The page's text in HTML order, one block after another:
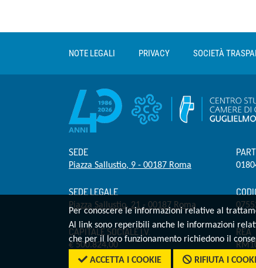
NOTE LEGALI PRIVACY SOCIETÀ
SEDE
Piazza Sallustio, 9 - 00187 Roma
SEDE LEGALE
Piazza Sallustio, 21 - 00187 Roma
CAPITALE SOCIALE I.V.
€ 500.824,00
REA
Per conoscere le informazioni relative al
Al link sono reperibili anche le informazioni
che per il loro funzionamento richiedono il
ACCETTA I COOKIE RIFIUTA I